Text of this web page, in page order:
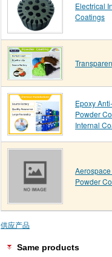
Electrical
Coatings
Epoxy
Powder
Internal
Powder
供应产品
Same products